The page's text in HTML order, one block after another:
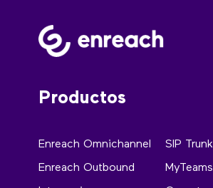
Productos
Enreach Omnichannel
Enreach Outbound
SIP Trunk